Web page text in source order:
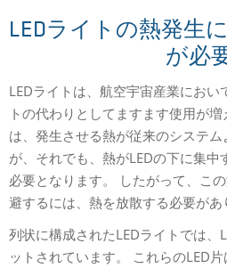
LEDライトの熱発生
が必
LEDライトは、航空宇宙産業におい
トの代わりとしてますます使用が
は、発生させる熱が従来のシステ
が、それでも、熱がLEDの下に集
必要となります。 したがって、こ
避するには、熱を放散する必要があ
列状に構成されたLEDライトでは、
ットされています。 これらのLED